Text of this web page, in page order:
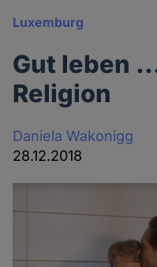
Luxemburg
Gut leben
Religion
Daniela Wakonigg
28.12.2018